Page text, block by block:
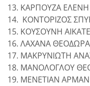
13. ΚΑΡΠΟΥΖΑ ΕΛΕΝΗ
14. ΚΟΝΤΟΡΙΖΟΣ
15. ΚΟΥΣΟΥΝΗ
16. ΛΑΧΑΝΑ ΘΕΟΔΩΡΑ
17. ΜΑΚΡΥΝΙΩΤΗ
18. ΜΑΝΟΛΟΓΛΟΥ
19. ΜΕΝΕΤΙΑΝ ΑΡΜΑΝ